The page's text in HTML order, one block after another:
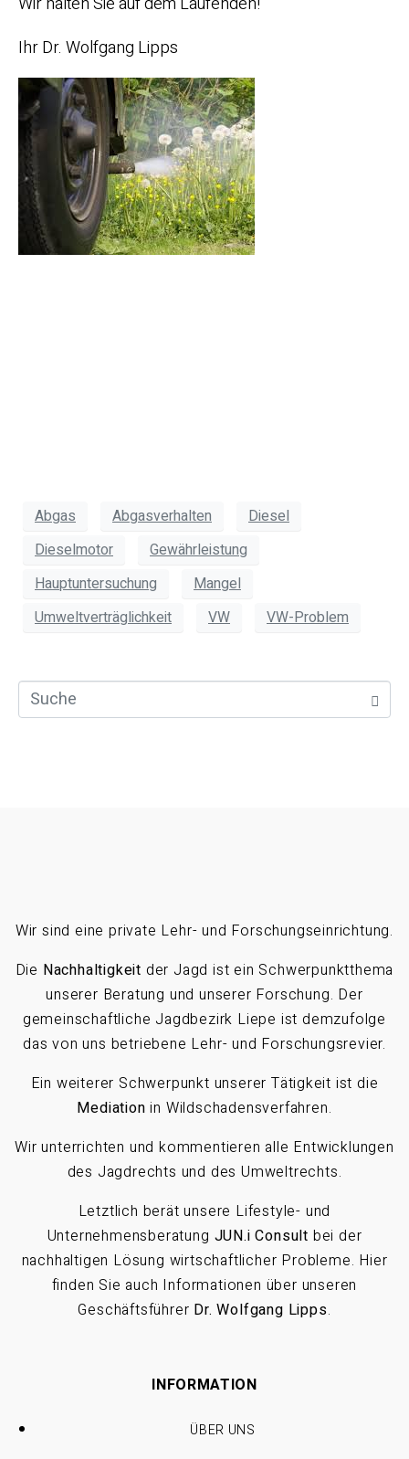
Ihr Dr. Wolfgang Lipps
Abgas Abgasverhalten
Diesel
Dieselmotor
Gewährleistung
Hauptuntersuchung
Mangel
Umweltverträglichkeit
VW VW-Problem
Wir sind eine private Lehr- und Forschungseinrichtung.
Die Nachhaltigkeit der Jagd ist ein Schwerpunktthema
unserer Beratung und unserer Forschung. Der
gemeinschaftliche Jagdbezirk Liepe ist demzufolge
das von uns betriebene Lehr- und Forschungsrevier.
Ein weiterer Schwerpunkt unserer Tätigkeit ist die
Mediation in Wildschadensverfahren.
Wir unterrichten und kommentieren alle Entwicklungen
des Jagdrechts und des Umweltrechts.
Letztlich berät unsere Lifestyle- und
Unternehmensberatung JUN.i Consult bei der
nachhaltigen Lösung wirtschaftlicher Probleme. Hier
finden Sie auch Informationen über unseren
Geschäftsführer Dr. Wolfgang Lipps.
INFORMATION
ÜBER UNS